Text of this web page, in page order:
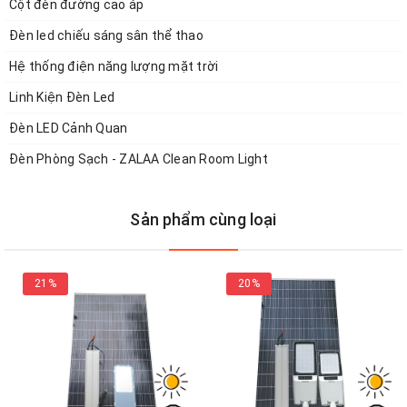
chiếu sáng tối ưu mang tính ổn định dài lâu.
Nguyên lý sản hoạt động của đèn
Xem thêm ưu điểm của sản phẩm tại bài viết: Thuyết Trình:
Cột đèn đường cao áp
Đèn led chiếu sáng sân thể thao
Hệ thống điện năng lượng mặt trời
Linh Kiện Đèn Led
Đèn LED Cảnh Quan
Đèn Phòng Sạch - ZALAA Clean Room Light
Sản phẩm cùng loại
21% 20%